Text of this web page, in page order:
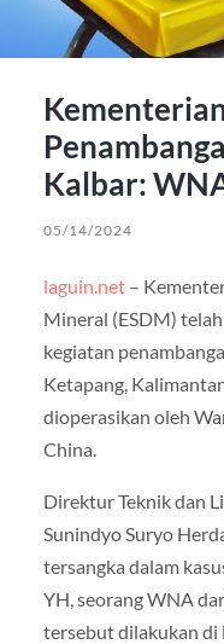
Kalbar:
05/14/2024
laguin.net–
Mineral (ESDM)
kegiatan
Ketapang,
dioperasikan oleh
China.
Direktur Teknik dan
Sunindyo Suryo
tersangka dalam
YH, seorang WNA
tersebut dilakukan di